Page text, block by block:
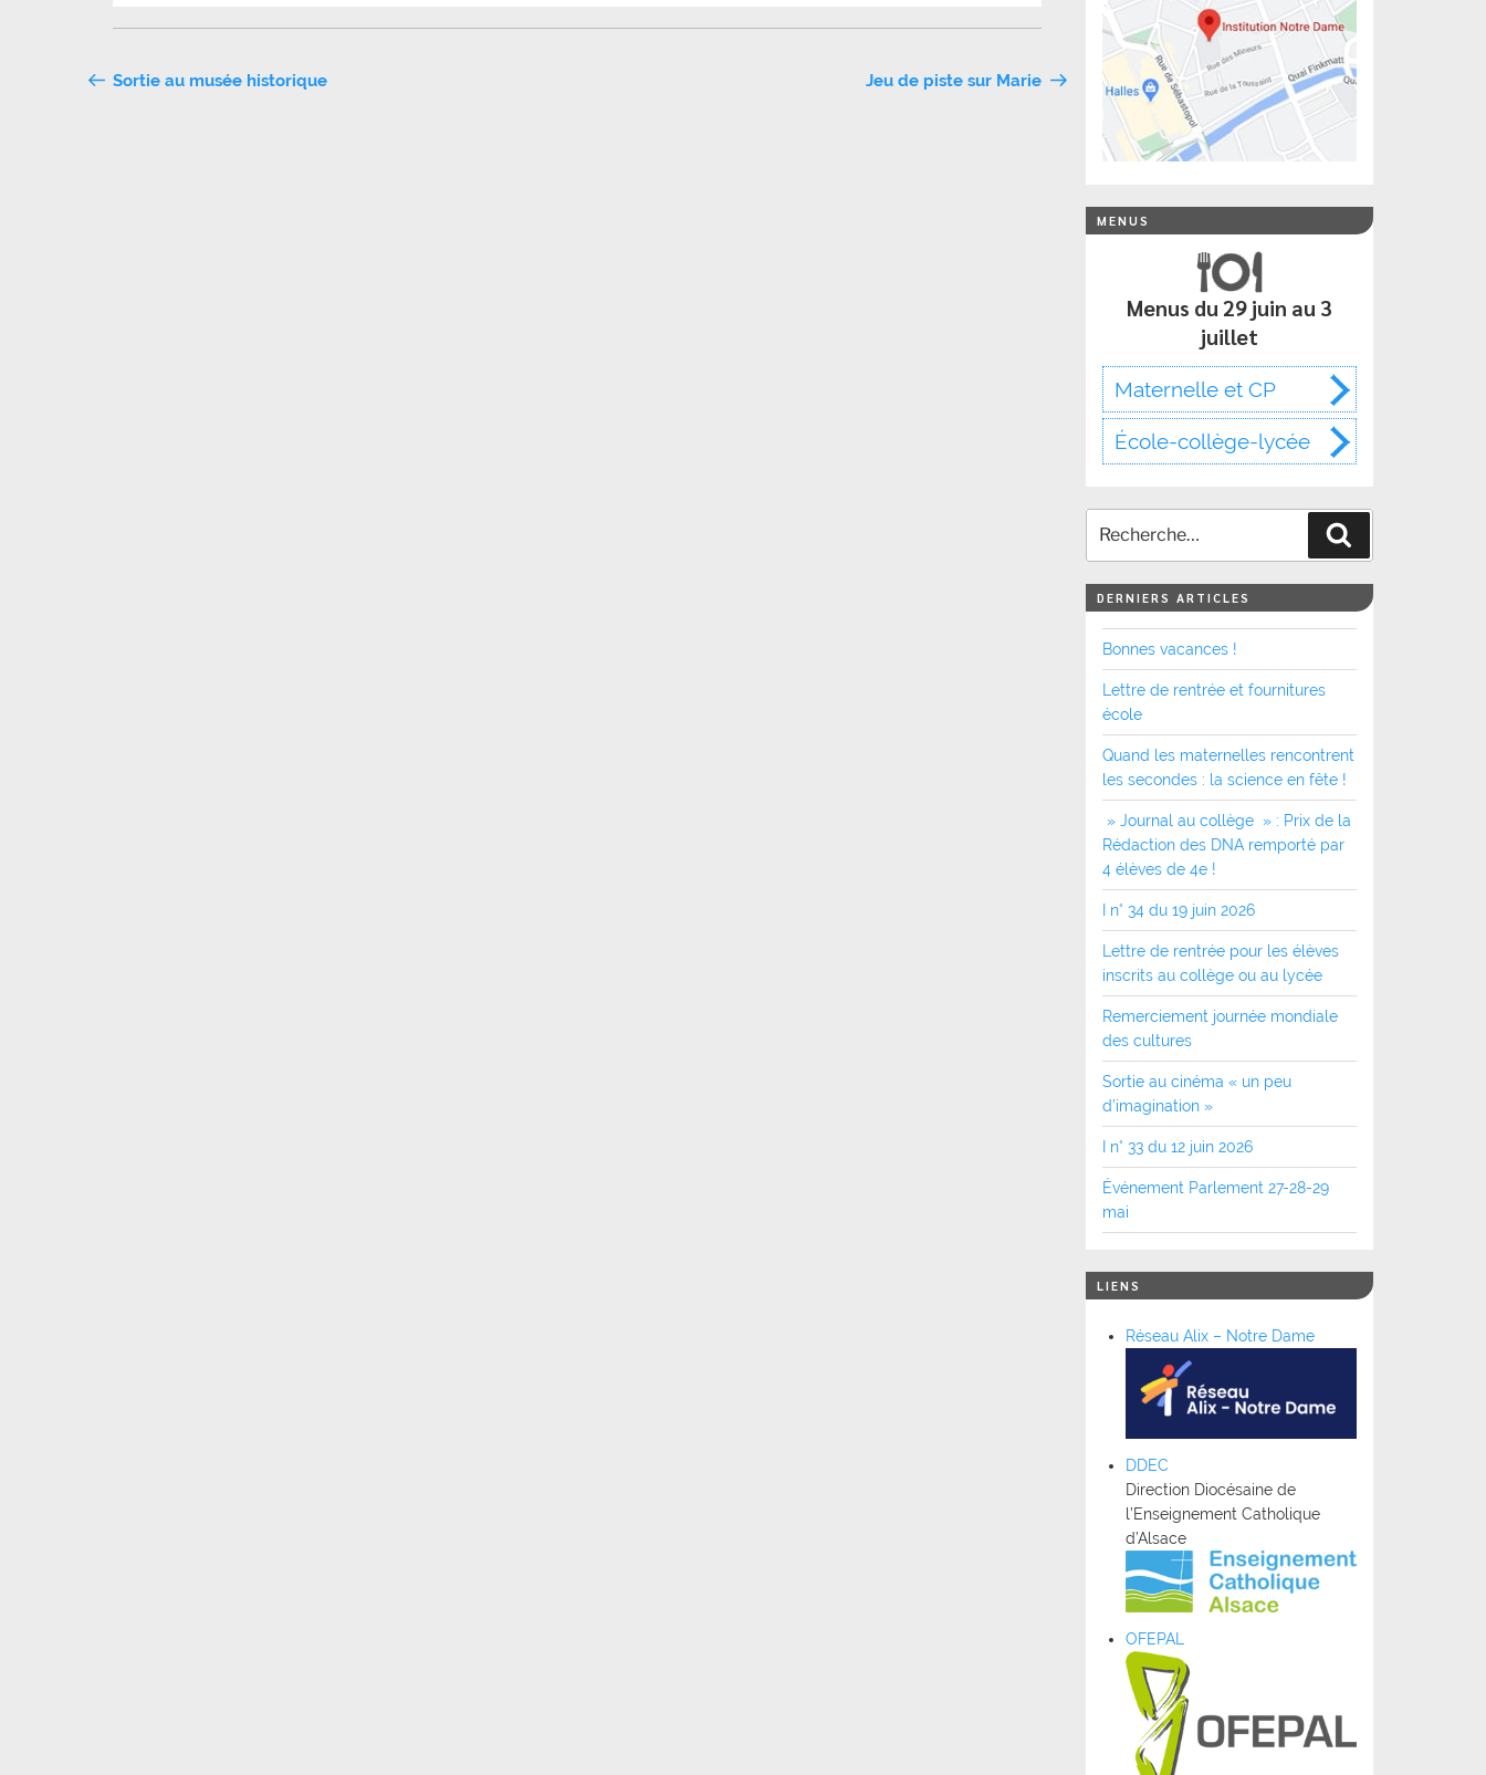
Navigation
Sortie au musée historique Jeu de piste sur Marie
MENUS
Menus du 29 juin au 3
juillet
Maternelle et CP
École-collège-lycée
DERNIERS ARTICLES
Bonnes vacances !
Lettre de rentrée et fournitures
école
Quand les maternelles rencontrent
les secondes : la science en fête !
» Journal au collège » : Prix de la
Rédaction des DNA remporté par
4 élèves de 4e !
I n° 34 du 19 juin 2026
Lettre de rentrée pour les élèves
inscrits au collège ou au lycée
Remerciement journée mondiale
des cultures
Sortie au cinéma « un peu
d’imagination »
I n° 33 du 12 juin 2026
Événement Parlement 27-28-29
mai
LIENS
Réseau Alix – Notre Dame
DDEC
Direction Diocésaine de
l’Enseignement Catholique
d’Alsace
OFEPAL